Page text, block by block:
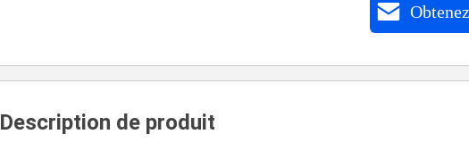
Description de produit